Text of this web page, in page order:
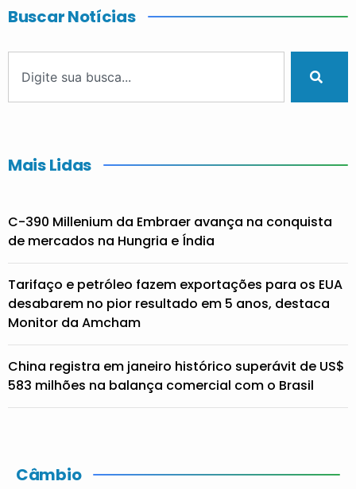
Buscar Notícias
Mais Lidas
C-390 Millenium da Embraer avança na conquista
de mercados na Hungria e Índia
Tarifaço e petróleo fazem exportações para os EUA
desabarem no pior resultado em 5 anos, destaca
Monitor da Amcham
China registra em janeiro histórico superávit de US$
583 milhões na balança comercial com o Brasil
Câmbio